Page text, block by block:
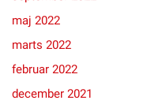
maj 2022
marts 2022
februar 2022
december 2021